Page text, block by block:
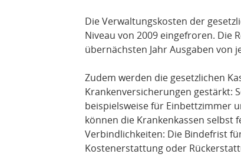
Die Verwaltungskosten der
Niveau von 2009 eingefroren. Die
übernächsten Jahr Ausgaben von
Zudem werden die gesetzlichen
Krankenversicherungen gestärkt:
beispielsweise für Einbettzimmer
können die Krankenkassen selbst
Verbindlichkeiten: Die Bindefrist
Kostenerstattung oder